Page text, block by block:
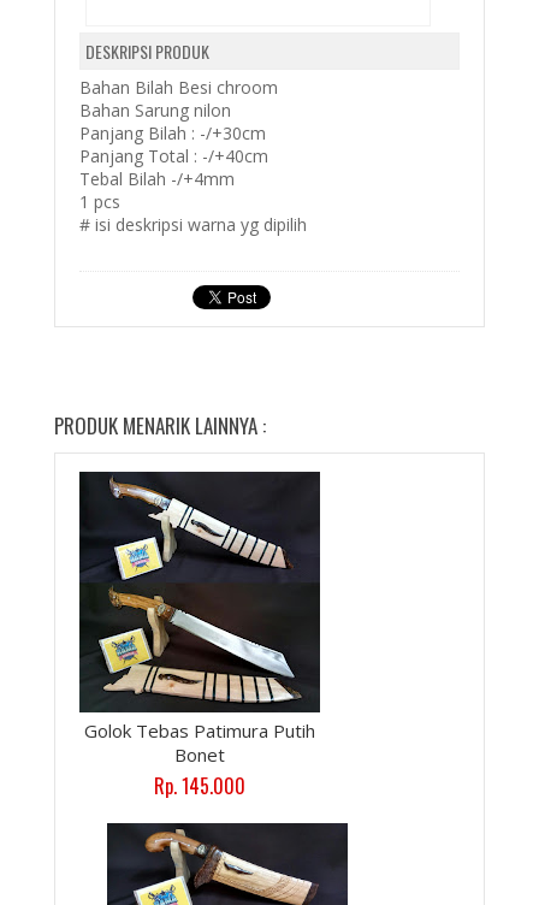
DESKRIPSI PRODUK
Bahan Bilah Besi chroom
Bahan Sarung nilon
Panjang Bilah : -/+30cm
Panjang Total : -/+40cm
Tebal Bilah -/+4mm
1 pcs
# isi deskripsi warna yg dipilih
PRODUK MENARIK LAINNYA :
Golok Tebas Patimura Putih
Bonet
Rp. 145.000